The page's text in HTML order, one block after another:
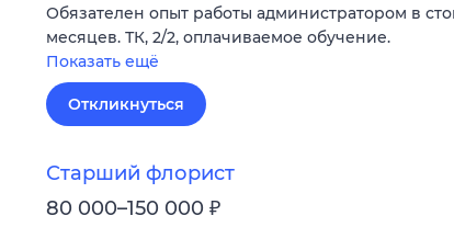
Обязателен опыт работы администратором в
месяцев. ТК, 2/2, оплачиваемое обучение.
Показать ещё
Откликнуться
Старший флорист
80 000–150 000 ₽